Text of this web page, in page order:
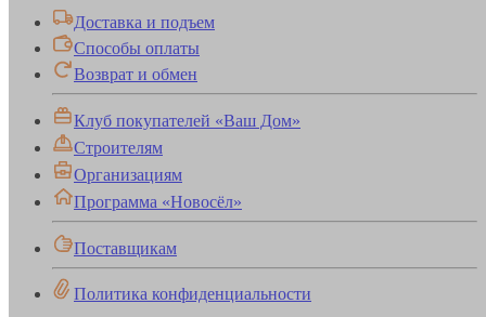
Доставка и подъем
Способы оплаты
Возврат и обмен
Клуб покупателей «Ваш Дом»
Строителям
Организациям
Программа «Новосёл»
Поставщикам
Политика конфиденциальности